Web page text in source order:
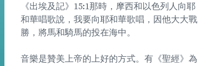
《出埃及記》15:1那時，摩西和以色列人向耶
和華唱歌說，我要向耶和華歌唱，因他大大戰
勝，將馬和騎馬的投在海中。
音樂是贊美上帝的上好的方式。有《聖經》為